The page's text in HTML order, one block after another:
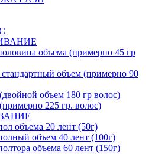
объема (примерно 45 гр
объем (примерно 90
объем 180 гр волос)
225 гр. волос)
объема 20 лент (50г)
объем 40 лент (100г)
объема 60 лент (150г)